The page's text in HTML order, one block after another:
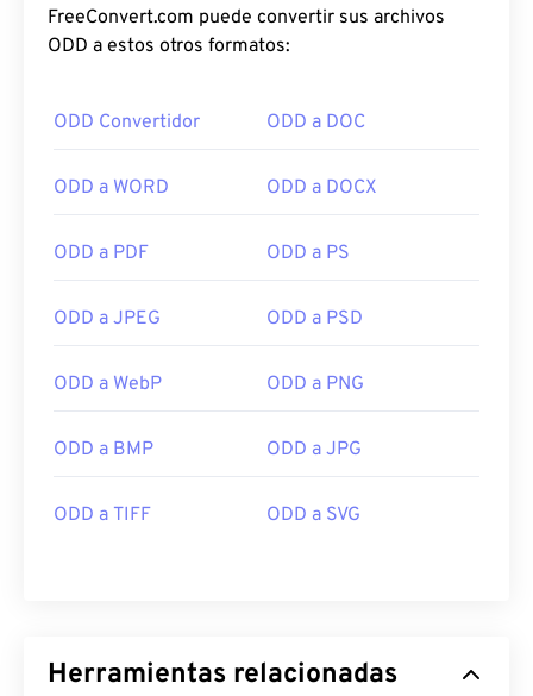
FreeConvert.com puede convertir sus archivos
ODD a estos otros formatos:
ODD Convertidor ODD a DOC
ODD a WORD ODD a DOCX
ODD a PDF ODD a PS
ODD a JPEG ODD a PSD
ODD a WebP ODD a PNG
ODD a BMP ODD a JPG
ODD a TIFF ODD a SVG
Herramientas relacionadas